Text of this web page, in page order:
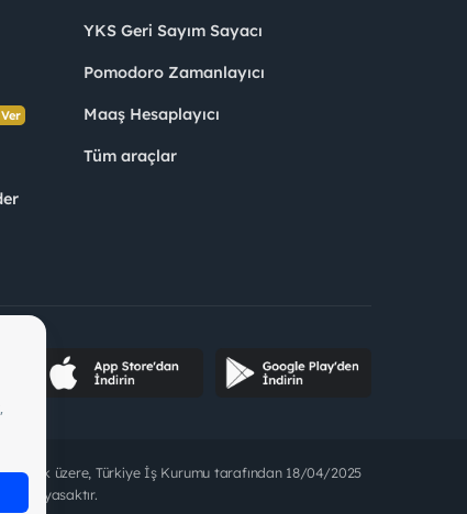
YKS Geri Sayım Sayacı
Pomodoro Zamanlayıcı
Maaş Hesaplayıcı
Tüm araçlar
üzere, Türkiye İş Kurumu tarafından 18/04/2025
yasaktır.